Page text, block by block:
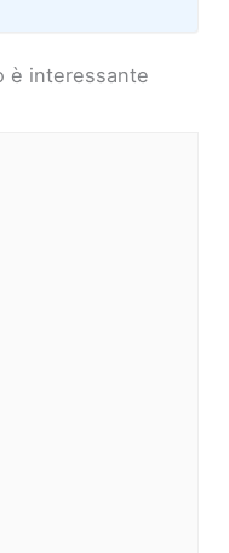
è interessante